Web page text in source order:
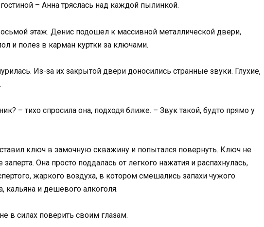
– Анна тряслась над каждой пылинкой.
этаж. Денис подошел к массивной металлической двери,
и полез в карман куртки за ключами.
Из-за их закрытой двери доносились странные звуки. Глухие,
– тихо спросила она, подходя ближе. – Звук такой, будто прямо у
ключ в замочную скважину и попытался повернуть. Ключ не
Она просто поддалась от легкого нажатия и распахнулась,
жаркого воздуха, в котором смешались запахи чужого
кальяна и дешевого алкоголя.
в силах поверить своим глазам.